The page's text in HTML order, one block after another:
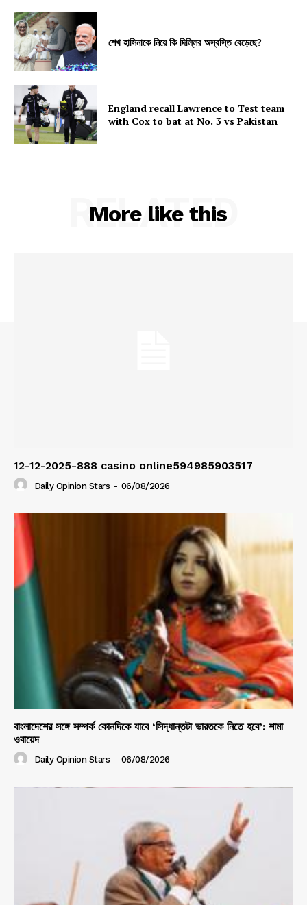
শেখ হাসিনাকে নিয়ে কি দিল্লির অস্বস্তি বেড়েছে?
England recall Lawrence to Test team
with Cox to bat at No. 3 vs Pakistan
More like this
RELATED
12-12-2025-888 casino online594985903517
Daily Opinion Stars - 06/08/2026
বাংলাদেশের সঙ্গে সম্পর্ক কোনদিকে যাবে ‘সিদ্ধান্তটা ভারতকে নিতে হবে’: শামা
ওবায়েদ
Daily Opinion Stars - 06/08/2026